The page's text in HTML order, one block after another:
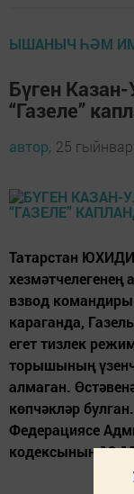
ЫШАНЫЧ ҺӘМ
Бүген
“Газеле”
автор, 25
Татарстан
взвод
караганда,
егет тизлек
торышының
алмаган.
көпчәкләр
Федерациясе
кодексының